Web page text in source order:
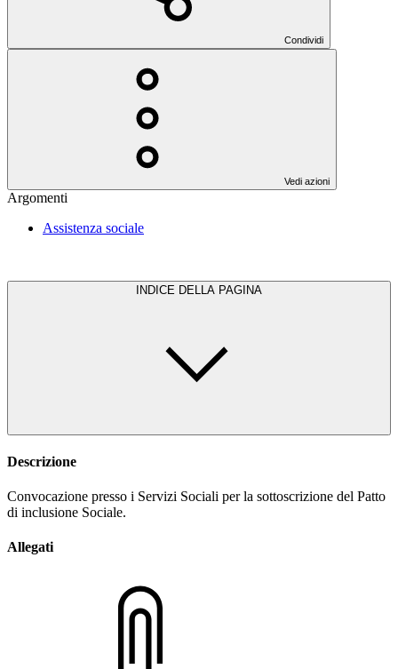
Condividi
Vedi azioni
Argomenti
Assistenza sociale
INDICE DELLA PAGINA
Descrizione
Convocazione presso i Servizi Sociali per la sottoscrizione del Patto
di inclusione Sociale.
Allegati